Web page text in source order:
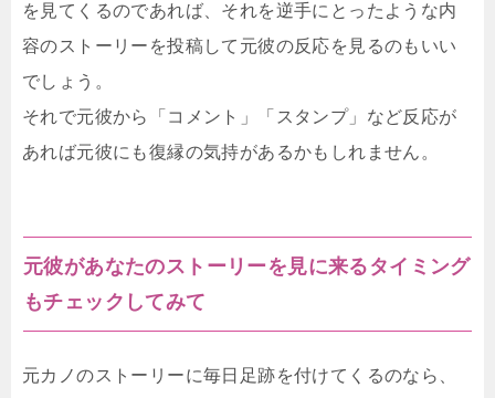
を見てくるのであれば、それを逆手にとったような内
容のストーリーを投稿して元彼の反応を見るのもいい
でしょう。
それで元彼から「コメント」「スタンプ」など反応が
あれば元彼にも復縁の気持があるかもしれません。
元彼があなたのストーリーを見に来るタイミング
もチェックしてみて
元カノのストーリーに毎日足跡を付けてくるのなら、